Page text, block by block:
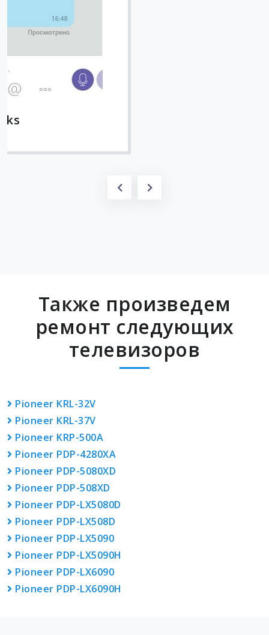
Также произведем
ремонт следующих
телевизоров
Pioneer KRL-32V
Pioneer KRL-37V
Pioneer KRP-500A
Pioneer PDP-4280XA
Pioneer PDP-5080XD
Pioneer PDP-508XD
Pioneer PDP-LX5080D
Pioneer PDP-LX508D
Pioneer PDP-LX5090
Pioneer PDP-LX5090H
Pioneer PDP-LX6090
Pioneer PDP-LX6090H